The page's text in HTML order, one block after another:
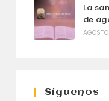
La
de
Síguenos